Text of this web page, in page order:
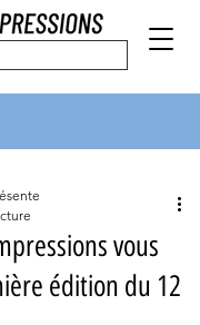
vous
édition du 12